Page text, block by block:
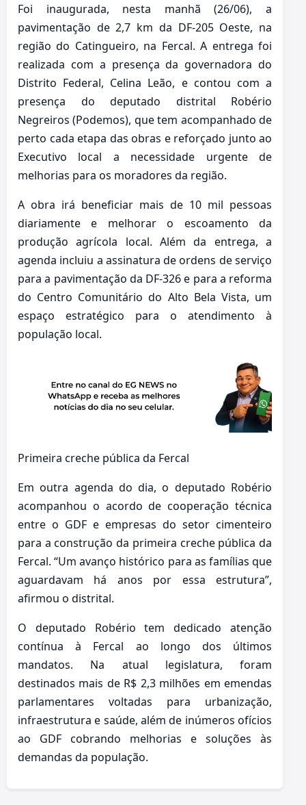
Foi inaugurada, nesta manhã (26/06), a
pavimentação de 2,7 km da DF-205 Oeste, na
região do Catingueiro, na Fercal. A entrega foi
realizada com a presença da governadora do
Distrito Federal, Celina Leão, e contou com a
presença do deputado distrital Robério
Negreiros (Podemos), que tem acompanhado de
perto cada etapa das obras e reforçado junto ao
Executivo local a necessidade urgente de
melhorias para os moradores da região.
A obra irá beneficiar mais de 10 mil pessoas
diariamente e melhorar o escoamento da
produção agrícola local. Além da entrega, a
agenda incluiu a assinatura de ordens de serviço
para a pavimentação da DF-326 e para a reforma
do Centro Comunitário do Alto Bela Vista, um
espaço estratégico para o atendimento à
população local.
Primeira creche pública da Fercal
Em outra agenda do dia, o deputado Robério
acompanhou o acordo de cooperação técnica
entre o GDF e empresas do setor cimenteiro
para a construção da primeira creche pública da
Fercal. “Um avanço histórico para as famílias que
aguardavam há anos por essa estrutura”,
afirmou o distrital.
O deputado Robério tem dedicado atenção
contínua à Fercal ao longo dos últimos
mandatos. Na atual legislatura, foram
destinados mais de R$ 2,3 milhões em emendas
parlamentares voltadas para urbanização,
infraestrutura e saúde, além de inúmeros ofícios
ao GDF cobrando melhorias e soluções às
demandas da população.